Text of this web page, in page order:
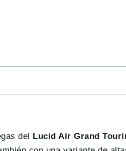
del Lucid Air Grand